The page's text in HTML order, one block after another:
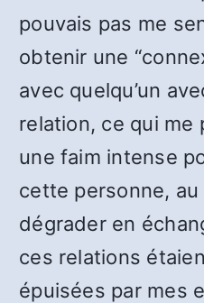
pouvais pas me
obtenir une
avec quelqu’un
relation, ce qui me
une faim intense
cette personne,
dégrader en
ces relations
épuisées par mes